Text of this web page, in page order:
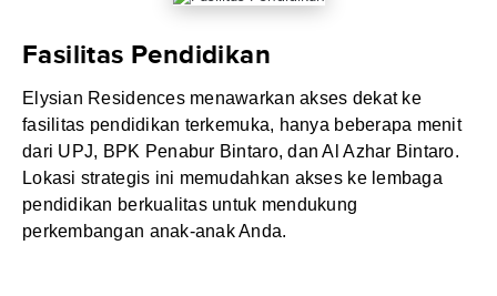
Fasilitas Pendidikan
Elysian Residences menawarkan akses dekat ke
fasilitas pendidikan terkemuka, hanya beberapa menit
dari UPJ, BPK Penabur Bintaro, dan Al Azhar Bintaro.
Lokasi strategis ini memudahkan akses ke lembaga
pendidikan berkualitas untuk mendukung
perkembangan anak-anak Anda.